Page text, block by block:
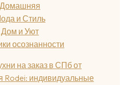
Домашняя
и Стиль
Дом и Уют
осознанности
на заказ в СПб от
Rodei: индивидуальные